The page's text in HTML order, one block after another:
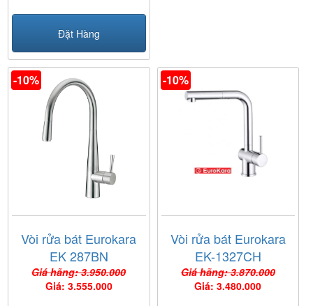
Đặt Hàng
-10%
Vòi rửa bát Eurokara
EK 287BN
Giá hãng: 3.950.000
Giá: 3.555.000
-10%
Vòi rửa bát Eurokara
EK-1327CH
Giá hãng: 3.870.000
Giá: 3.480.000